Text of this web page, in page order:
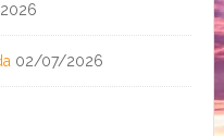
02/07/2026